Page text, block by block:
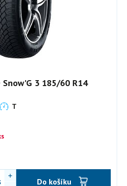
Snow'G 3 185/60 R14
T
Do košíku